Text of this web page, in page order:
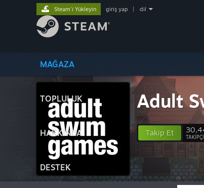
MAĞAZA
TOPLULUK
HAKKINDA
DESTEK
Steam'i Yükleyin giriş yap dil
Adult
Takip Et TAKIPÇI